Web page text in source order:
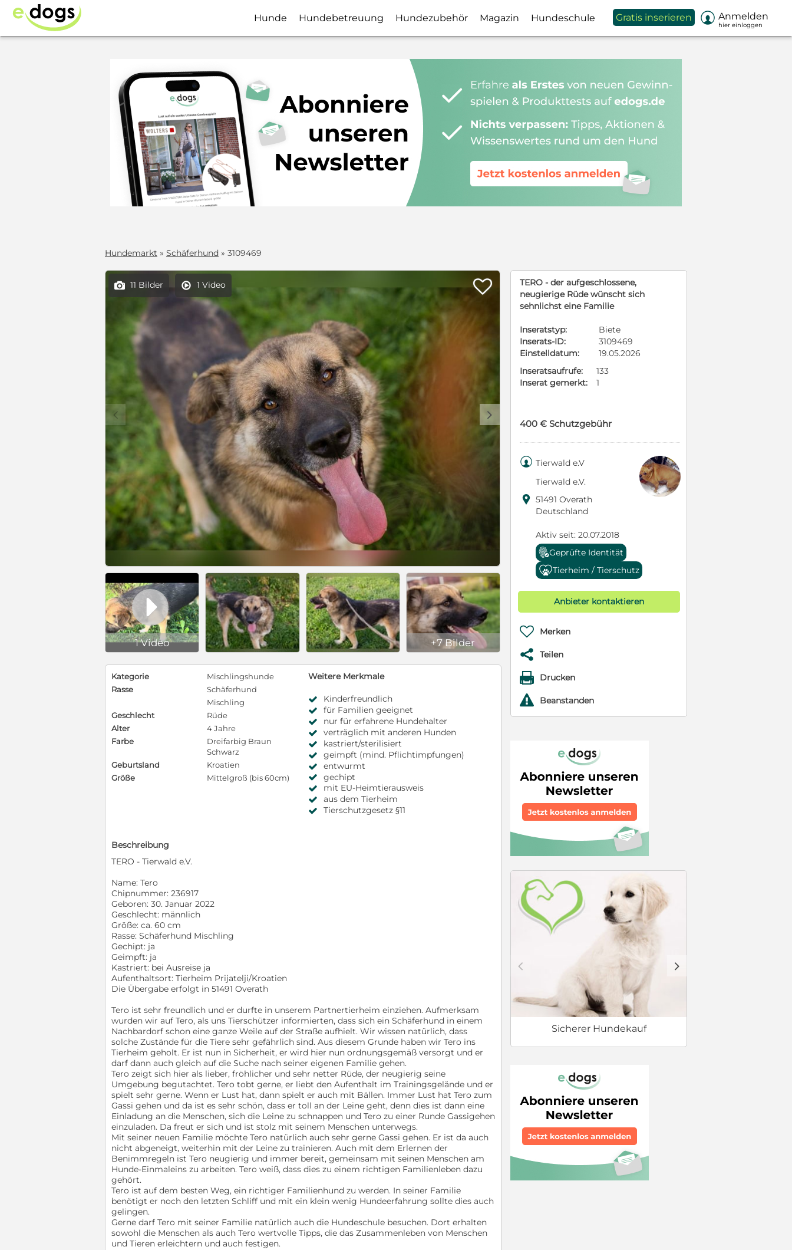
Hunde Hundebetreuung Hundezubehör Magazin Hundeschule Gratis inserieren  Anmelden
hier einloggen
Hundemarkt » Schäferhund » 3109469
 11 Bilder  1 Video 
c d

1 Video +7 Bilder
TERO - der aufgeschlossene,
neugierige Rüde wünscht sich
sehnlichst eine Familie
Inseratstyp:
Biete
Inserats-ID:
3109469
Einstelldatum:
19.05.2026
Inseratsaufrufe:
133
Inserat gemerkt:
1
400 € Schutzgebühr
 Tierwald e.V
Tierwald e.V.
 51491 Overath
Deutschland
Aktiv seit: 20.07.2018
Geprüfte Identität
Tierheim / Tierschutz
Anbieter kontaktieren
 Merken
 Teilen
 Drucken
r Beanstanden
Sicherer Hundekauf
c d
Kategorie
Mischlingshunde
Rasse
Schäferhund
Mischling
Geschlecht
Rüde
Alter
4 Jahre
Farbe
Dreifarbig Braun
Schwarz
Geburtsland
Kroatien
Größe
Mittelgroß (bis 60cm)
Weitere Merkmale
Kinderfreundlich
für Familien geeignet
nur für erfahrene Hundehalter
verträglich mit anderen Hunden
kastriert/sterilisiert
geimpft (mind. Pflichtimpfungen)
entwurmt
gechipt
mit EU-Heimtierausweis
aus dem Tierheim
Tierschutzgesetz §11
Beschreibung
TERO - Tierwald e.V.
Name: Tero
Chipnummer: 236917
Geboren: 30. Januar 2022
Geschlecht: männlich
Größe: ca. 60 cm
Rasse: Schäferhund Mischling
Gechipt: ja
Geimpft: ja
Kastriert: bei Ausreise ja
Aufenthaltsort: Tierheim Prijatelji/Kroatien
Die Übergabe erfolgt in 51491 Overath
Tero ist sehr freundlich und er durfte in unserem Partnertierheim einziehen. Aufmerksam
wurden wir auf Tero, als uns Tierschützer informierten, dass sich ein Schäferhund in einem
Nachbardorf schon eine ganze Weile auf der Straße aufhielt. Wir wissen natürlich, dass
solche Zustände für die Tiere sehr gefährlich sind. Aus diesem Grunde haben wir Tero ins
Tierheim geholt. Er ist nun in Sicherheit, er wird hier nun ordnungsgemäß versorgt und er
darf dann auch gleich auf die Suche nach seiner eigenen Familie gehen.
Tero zeigt sich hier als lieber, fröhlicher und sehr netter Rüde, der neugierig seine
Umgebung begutachtet. Tero tobt gerne, er liebt den Aufenthalt im Trainingsgelände und er
spielt sehr gerne. Wenn er Lust hat, dann spielt er auch mit Bällen. Immer Lust hat Tero zum
Gassi gehen und da ist es sehr schön, dass er toll an der Leine geht, denn dies ist dann eine
Einladung an die Menschen, sich die Leine zu schnappen und Tero zu einer Runde Gassigehen
einzuladen. Da freut er sich und ist stolz mit seinem Menschen unterwegs.
Mit seiner neuen Familie möchte Tero natürlich auch sehr gerne Gassi gehen. Er ist da auch
nicht abgeneigt, weiterhin mit der Leine zu trainieren. Auch mit dem Erlernen der
Benimmregeln ist Tero neugierig und immer bereit, gemeinsam mit seinen Menschen am
Hunde-Einmaleins zu arbeiten. Tero weiß, dass dies zu einem richtigen Familienleben dazu
gehört.
Tero ist auf dem besten Weg, ein richtiger Familienhund zu werden. In seiner Familie
benötigt er noch den letzten Schliff und mit ein klein wenig Hundeerfahrung sollte dies auch
gelingen.
Gerne darf Tero mit seiner Familie natürlich auch die Hundeschule besuchen. Dort erhalten
sowohl die Menschen als auch Tero wertvolle Tipps, die das Zusammenleben von Menschen
und Tieren erleichtern und auch festigen.